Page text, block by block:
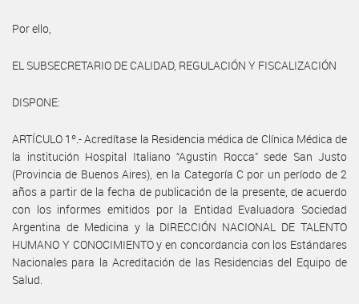
Por ello,
EL SUBSECRETARIO DE CALIDAD, REGULACIÓN Y FISCALIZACIÓN
DISPONE:
ARTÍCULO 1º.- Acredítase la Residencia médica de Clínica Médica de
la institución Hospital Italiano “Agustin Rocca” sede San Justo
(Provincia de Buenos Aires), en la Categoría C por un período de 2
años a partir de la fecha de publicación de la presente, de acuerdo
con los informes emitidos por la Entidad Evaluadora Sociedad
Argentina de Medicina y la DIRECCIÓN NACIONAL DE TALENTO
HUMANO Y CONOCIMIENTO y en concordancia con los Estándares
Nacionales para la Acreditación de las Residencias del Equipo de
Salud.